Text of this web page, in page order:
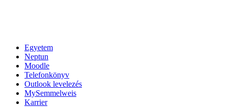
Egyetem
Neptun
Moodle
Telefonkönyv
Outlook levelezés
MySemmelweis
Karrier